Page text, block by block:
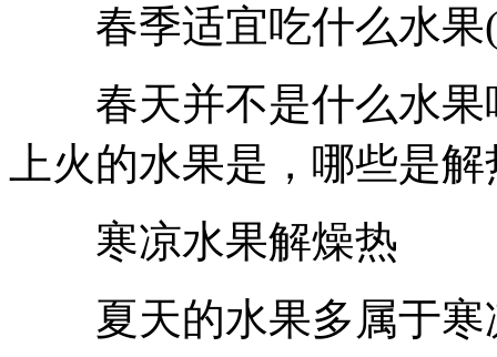
春季适宜吃什么水果(
春天并不是什么水果
上火的水果是，哪些是
寒凉水果解燥热
夏天的水果多属于寒